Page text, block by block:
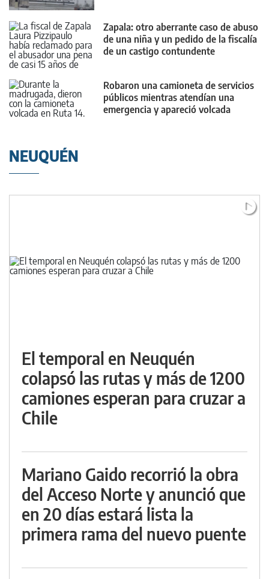
Zapala: otro aberrante caso de abuso
de una niña y un pedido de la fiscalía
de un castigo contundente
Robaron una camioneta de servicios
públicos mientras atendían una
emergencia y apareció volcada
NEUQUÉN
El temporal en Neuquén
colapsó las rutas y más de 1200
camiones esperan para cruzar a
Chile
Mariano Gaido recorrió la obra
del Acceso Norte y anunció que
en 20 días estará lista la
primera rama del nuevo puente